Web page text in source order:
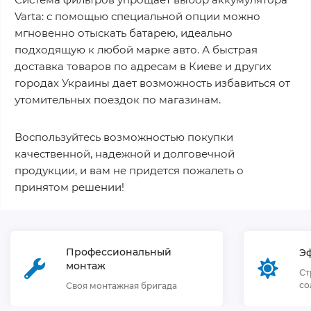
Varta: с помощью специальной опции можно
мгновенно отыскать батарею, идеально
подходящую к любой марке авто. А быстрая
доставка товаров по адресам в Киеве и других
городах Украины дает возможность избавиться от
утомительных поездок по магазинам.
Воспользуйтесь возможностью покупки
качественной, надежной и долговечной
продукции, и вам не придется пожалеть о
принятом решении!
Профессиональный
монтаж
Своя монтажная бригада